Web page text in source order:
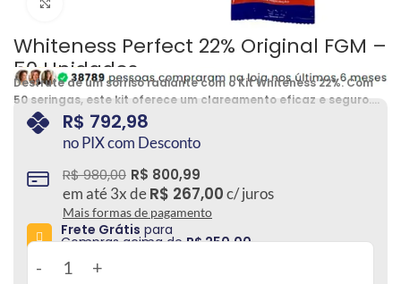
Whiteness Perfect 22% Original FGM –
50 Unidades
Desfrute de um sorriso radiante com o Kit Whiteness 22%. Com
50 seringas, este kit oferece um clareamento eficaz e seguro.
Sinta-se confiante com dentes mais brancos e uma aparência
deslumbrante. Transforme seu sorriso com facilidade e
praticidade.
R$ 792,98
no PIX com Desconto
R$980,00 R$ 800,99
em até3x deR$ 267,00c/ juros
Mais formas de pagamento
Frete Grátis para
Compras acima deR$ 250,00